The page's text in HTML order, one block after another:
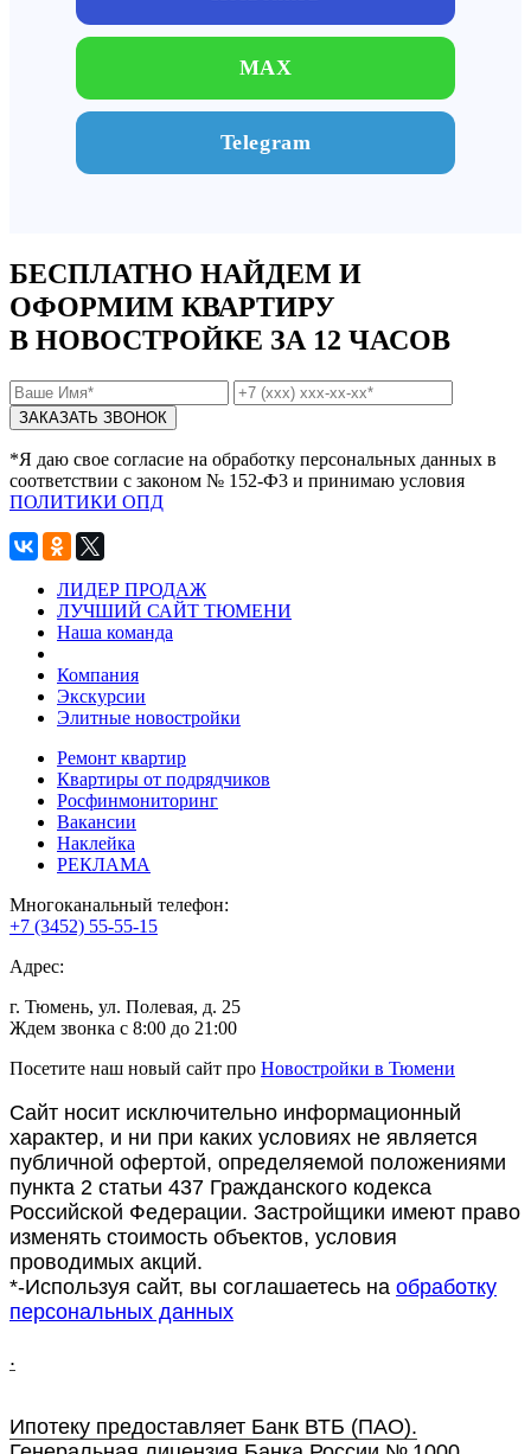
MAX
Telegram
БЕСПЛАТНО НАЙДЕМ И
ОФОРМИМ КВАРТИРУ
В НОВОСТРОЙКЕ ЗА 12 ЧАСОВ
*Я даю свое согласие на обработку персональных данных в
соответствии с законом № 152-Ф3 и принимаю условия
ПОЛИТИКИ ОПД
ЛИДЕР ПРОДАЖ
ЛУЧШИЙ САЙТ ТЮМЕНИ
Наша команда
Компания
Экскурсии
Элитные новостройки
Ремонт квартир
Квартиры от подрядчиков
Росфинмониторинг
Вакансии
Наклейка
РЕКЛАМА
Многоканальный телефон:
+7 (3452) 55-55-15
Адрес:
г. Тюмень, ул. Полевая, д. 25
Ждем звонка с 8:00 до 21:00
Посетите наш новый сайт про Новостройки в Тюмени
Сайт носит исключительно информационный
характер, и ни при каких условиях не является
публичной офертой, определяемой положениями
пункта 2 статьи 437 Гражданского кодекса
Российской Федерации. Застройщики имеют право
изменять стоимость объектов, условия
проводимых акций.
*-Используя сайт, вы соглашаетесь на обработку
персональных данных
.
Ипотеку предоставляет Банк ВТБ (ПАО).